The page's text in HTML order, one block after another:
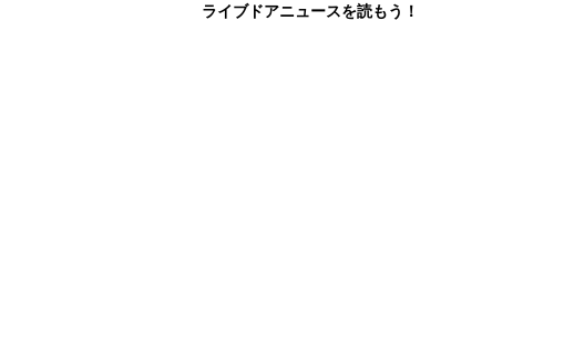
ライブドアニュースを読もう！